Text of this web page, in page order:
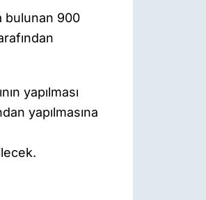
bulunan 900
yapılması
yapılmasına